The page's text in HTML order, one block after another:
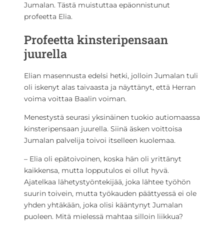
Jumalan. Tästä muistuttaa epäonnistunut
profeetta Elia.
Profeetta kinsteripensaan
juurella
Elian masennusta edelsi hetki, jolloin Jumalan tuli
oli iskenyt alas taivaasta ja näyttänyt, että Herran
voima voittaa Baalin voiman.
Menestystä seurasi yksinäinen tuokio autiomaassa
kinsteripensaan juurella. Siinä äsken voittoisa
Jumalan palvelija toivoi itselleen kuolemaa.
– Elia oli epätoivoinen, koska hän oli yrittänyt
kaikkensa, mutta lopputulos ei ollut hyvä.
Ajatelkaa lähetystyöntekijää, joka lähtee työhön
suurin toivein, mutta työkauden päättyessä ei ole
yhden yhtäkään, joka olisi kääntynyt Jumalan
puoleen. Mitä mielessä mahtaa silloin liikkua?